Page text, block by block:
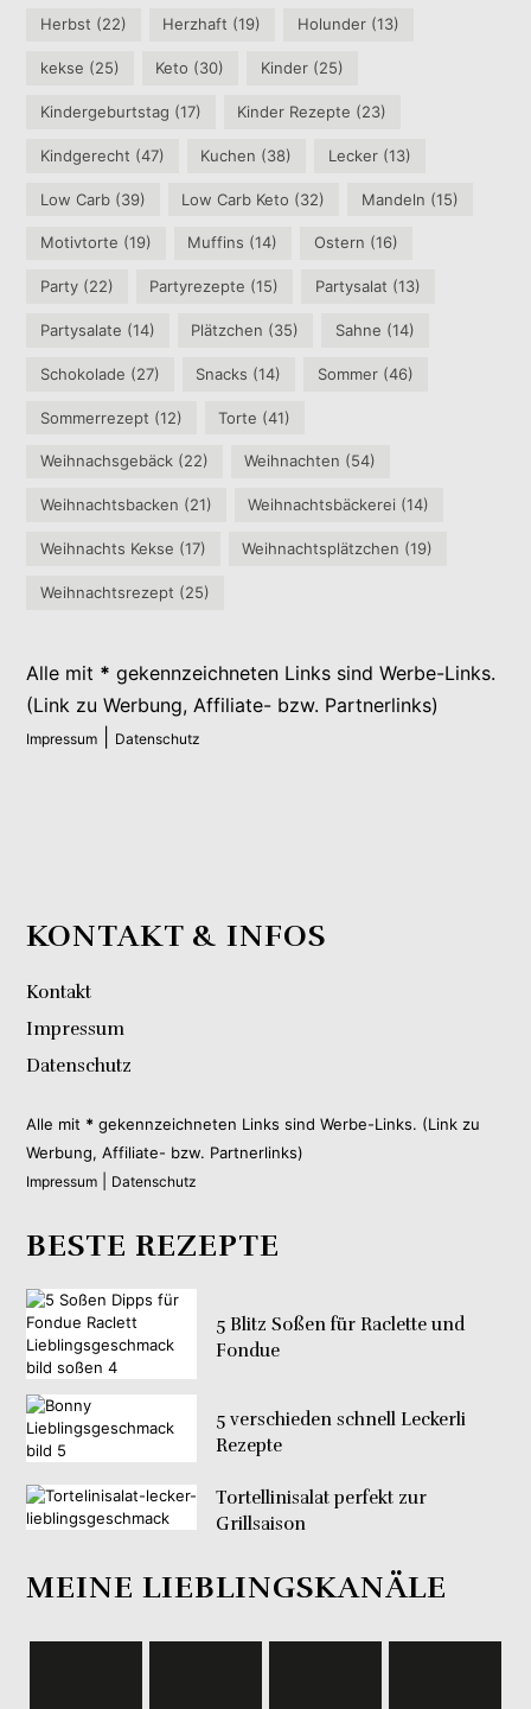
Herbst (22) Herzhaft (19) Holunder(13)
kekse (25) Keto (30) Kinder(25)
Kindergeburtstag (17) Kinder Rezepte (23)
Kindgerecht (47) Kuchen (38) Lecker(13)
Low Carb (39) Low Carb Keto (32) Mandeln (15)
Motivtorte (19) Muffins (14) Ostern (16)
Party (22) Partyrezepte (15) Partysalat (13)
Partysalate (14) Plätzchen (35) Sahne (14)
Schokolade (27) Snacks (14) Sommer(46)
Sommerrezept (12) Torte (41)
Weihnachsgebäck (22) Weihnachten (54)
Weihnachtsbacken (21) Weihnachtsbäckerei (14)
Weihnachts Kekse (17) Weihnachtsplätzchen (19)
Weihnachtsrezept (25)
Alle mit * gekennzeichneten Links sind Werbe-Links.
(Link zu Werbung, Affiliate- bzw. Partnerlinks)
Impressum Datenschutz
KONTAKT & INFOS
Kontakt
Impressum
Datenschutz
Alle mit * gekennzeichneten Links sind Werbe-Links. (Link zu
Werbung, Affiliate- bzw. Partnerlinks)
Impressum Datenschutz
BESTE REZEPTE
5 Blitz Soßen für Raclette und
Fondue
5 verschieden schnell Leckerli
Rezepte
Tortellinisalat perfekt zur
Grillsaison
MEINE LIEBLINGSKANÄLE